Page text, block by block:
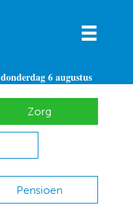
donderdag 6 augustus
Zorg
Pensioen